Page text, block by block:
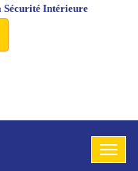
Sécurité Intérieure